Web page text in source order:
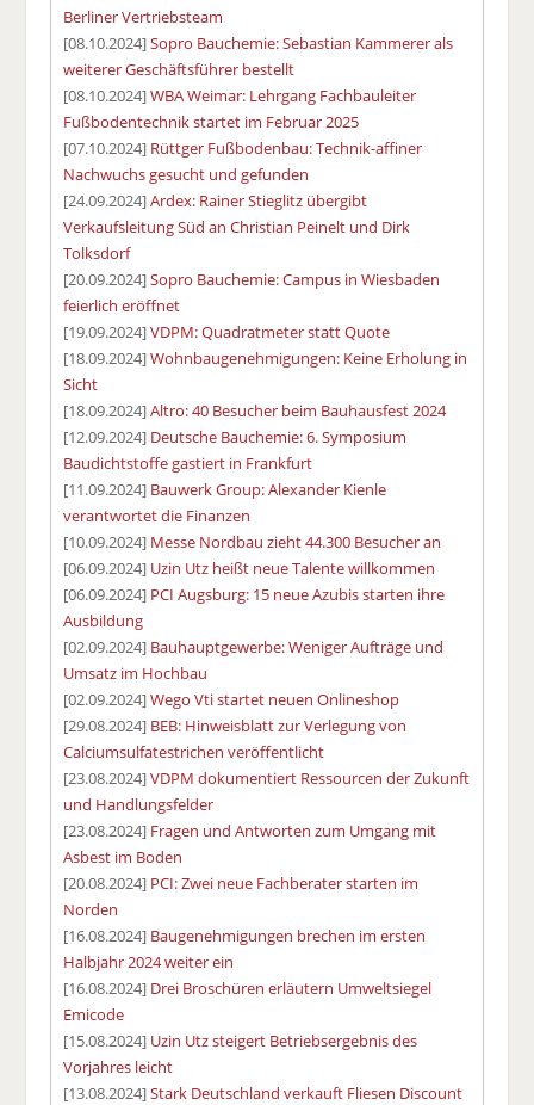
Berliner Vertriebsteam
[08.10.2024]Sopro Bauchemie: Sebastian Kammerer als
weiterer Geschäftsführer bestellt
[08.10.2024]WBA Weimar: Lehrgang Fachbauleiter
Fußbodentechnik startet im Februar 2025
[07.10.2024] Rüttger Fußbodenbau: Technik-affiner
Nachwuchs gesucht und gefunden
[24.09.2024]Ardex: Rainer Stieglitz übergibt
Verkaufsleitung Süd an Christian Peinelt und Dirk
Tolksdorf
[20.09.2024]Sopro Bauchemie: Campus in Wiesbaden
feierlich eröffnet
[19.09.2024]VDPM: Quadratmeter statt Quote
[18.09.2024]Wohnbaugenehmigungen: Keine Erholung in
Sicht
[18.09.2024]Altro: 40 Besucher beim Bauhausfest 2024
[12.09.2024] Deutsche Bauchemie: 6. Symposium
Baudichtstoffe gastiert in Frankfurt
[11.09.2024] Bauwerk Group: Alexander Kienle
verantwortet die Finanzen
[10.09.2024] Messe Nordbau zieht 44.300 Besucher an
[06.09.2024] Uzin Utz heißt neue Talente willkommen
[06.09.2024] PCI Augsburg: 15 neue Azubis starten ihre
Ausbildung
[02.09.2024] Bauhauptgewerbe: Weniger Aufträge und
Umsatz im Hochbau
[02.09.2024]Wego Vti startet neuen Onlineshop
[29.08.2024] BEB: Hinweisblatt zur Verlegung von
Calciumsulfatestrichen veröffentlicht
[23.08.2024]VDPM dokumentiert Ressourcen der Zukunft
und Handlungsfelder
[23.08.2024] Fragen und Antworten zum Umgang mit
Asbest im Boden
[20.08.2024] PCI: Zwei neue Fachberater starten im
Norden
[16.08.2024] Baugenehmigungen brechen im ersten
Halbjahr 2024 weiter ein
[16.08.2024] Drei Broschüren erläutern Umweltsiegel
Emicode
[15.08.2024] Uzin Utz steigert Betriebsergebnis des
Vorjahres leicht
[13.08.2024]Stark Deutschland verkauft Fliesen Discount